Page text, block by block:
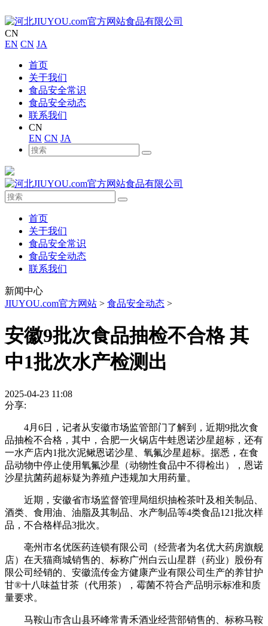
CN
EN CN JA
首页
关于我们
食品安全常识
食品安全动态
联系我们
CN
EN CN JA
首页
关于我们
食品安全常识
食品安全动态
联系我们
新闻中心
JIUYOU.com官方网站 > 食品安全动态 >
安徽9批次食品抽检不合格 其
中1批次水产检测出
2025-04-23 11:08
分享:
4月6日，记者从安徽市场监管部门了解到，近期9批次食
品抽检不合格，其中，合肥一火锅店牛蛙恩诺沙星超标，还有
一水产店内1批次泥鳅恩诺沙星、氧氟沙星超标。据悉，在食
品动物中停止使用氧氟沙星（动物性食品中不得检出），恩诺
沙星抗菌药超标疑为养殖户违规加大用药量。
近期，安徽省市场监督管理局组织抽检茶叶及相关制品、
酒类、食用油、油脂及其制品、水产制品等4类食品121批次样
品，不合格样品3批次。
亳州市名优医药连锁有限公司（经营者为名优大药房旗舰
店）在天猫商城销售的、标称广州白云山星群（药业）股份有
限公司经销的、安徽流传金方健康产业有限公司生产的养甘护
甘®十八味益甘茶（代用茶），霉菌不符合产品明示标准和质
量要求。
马鞍山市含山县环峰常青禾酒业经营部销售的、标称马鞍